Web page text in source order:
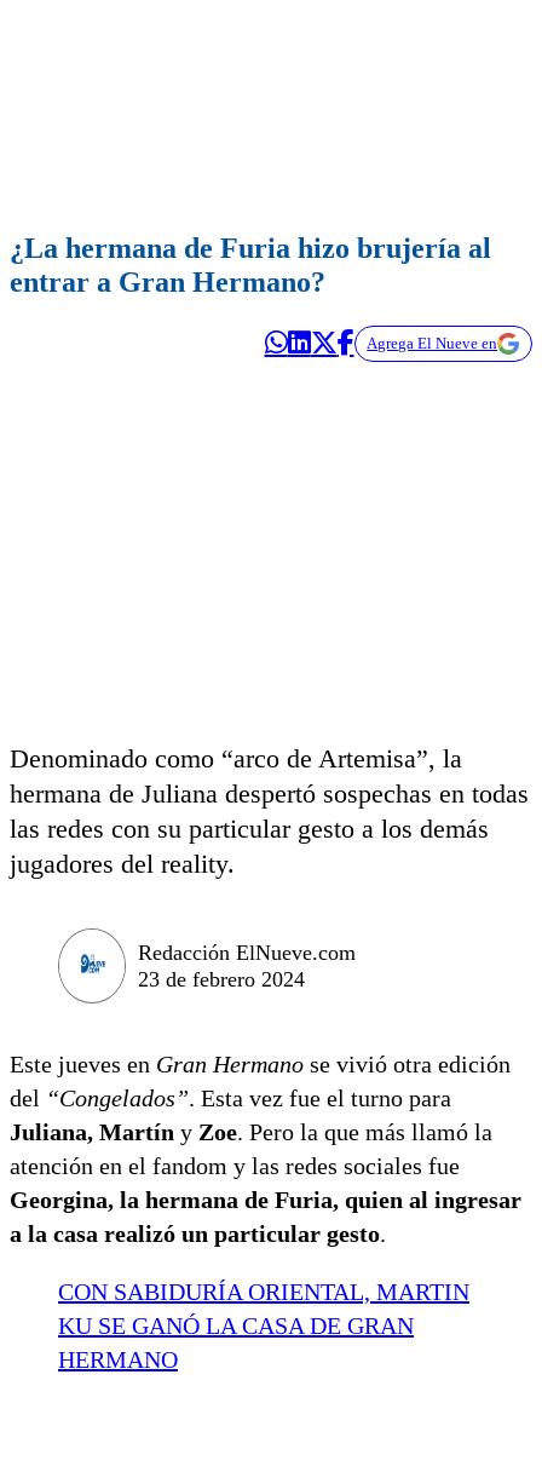
¿La hermana de Furia hizo brujería al
entrar a Gran Hermano?
Agrega El Nueve en
Denominado como “arco de Artemisa”, la
hermana de Juliana despertó sospechas en todas
las redes con su particular gesto a los demás
jugadores del reality.
Redacción ElNueve.com
23 de febrero 2024
Este jueves en Gran Hermano se vivió otra edición
del “Congelados”. Esta vez fue el turno para
Juliana, Martín y Zoe. Pero la que más llamó la
atención en el fandom y las redes sociales fue
Georgina, la hermana de Furia, quien al ingresar
a la casa realizó un particular gesto.
CON SABIDURÍA ORIENTAL, MARTIN
KU SE GANÓ LA CASA DE GRAN
HERMANO